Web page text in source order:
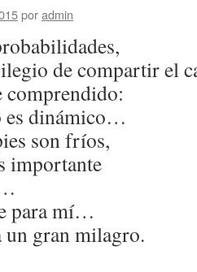
poradmin
de compartir el
comprendido:
es dinámico…
son fríos,
importante
para mí…
un gran milagro.